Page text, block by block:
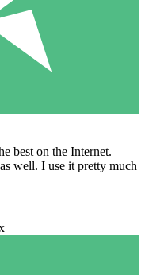
best on the Internet.
well. I use it pretty much